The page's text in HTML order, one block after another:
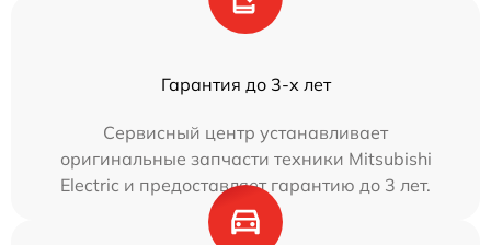
Гарантия до 3-х лет
Сервисный центр устанавливает
оригинальные запчасти техники Mitsubishi
Electric и предоставляет гарантию до 3 лет.